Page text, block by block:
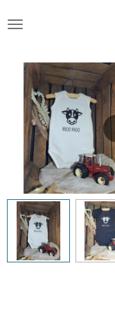
direct
hoofdinhoud